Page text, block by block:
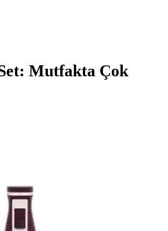
Mutfakta Çok